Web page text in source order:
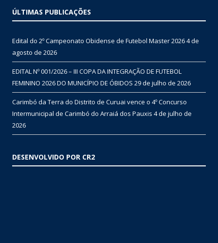
ÚLTIMAS PUBLICAÇÕES
Edital do 2º Campeonato Obidense de Futebol Master 20264 de
agosto de 2026
EDITAL Nº 001/2026 – III COPA DA INTEGRAÇÃO DE FUTEBOL
FEMININO 2026 DO MUNICÍPIO DE ÓBIDOS 29 de julho de 2026
Carimbó da Terra do Distrito de Curuai vence o 4º Concurso
Intermunicipal de Carimbó do Arraiá dos Pauxis 4 de julho de
2026
DESENVOLVIDO POR CR2